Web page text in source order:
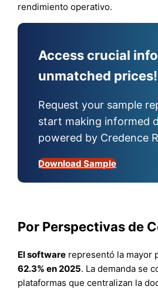
rendimiento operativo.
Access crucial
unmatched prices!
Request your sample
start making informed
powered by Credence
Download Sample
Por Perspectivas de
El software representó la mayor
62.3% en 2025. La demanda se
plataformas que centralizan la